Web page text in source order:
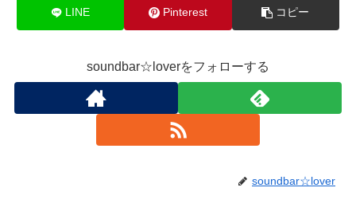
LINE Pinterest コピー
soundbar☆loverをフォローする
soundbar☆lover